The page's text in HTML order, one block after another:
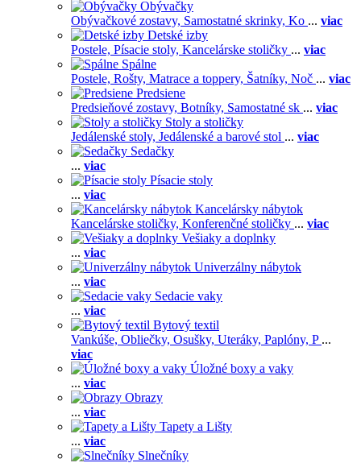
Obývačky
Obývačkové zostavy, Samostatné skrinky, Ko ... viac
Detské izby
Postele, Písacie stoly, Kancelárske stoličky ... viac
Spálne
Postele, Rošty, Matrace a toppery, Šatníky, Noč ... viac
Predsiene
Predsieňové zostavy, Botníky, Samostatné sk ... viac
Stoly a stoličky
Jedálenské stoly, Jedálenské a barové stol ... viac
Sedačky
... viac
Písacie stoly
... viac
Kancelársky nábytok
Kancelárske stoličky, Konferenčné stoličky ... viac
Vešiaky a doplnky
... viac
Univerzálny nábytok
... viac
Sedacie vaky
... viac
Bytový textil
Vankúše, Obliečky, Osušky, Uteráky, Paplóny, P ...
viac
Úložné boxy a vaky
... viac
Obrazy
... viac
Tapety a Lišty
... viac
Slnečníky